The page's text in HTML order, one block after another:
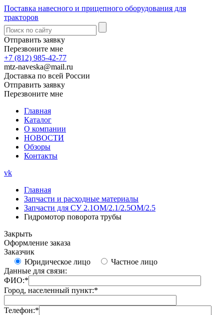
Поставка навесного и прицепного оборудования для
тракторов
Отправить заявку
Перезвоните мне
+7 (812) 985-42-77
mtz-naveska@mail.ru
Доставка по всей России
Отправить заявку
Перезвоните мне
Главная
Каталог
О компании
НОВОСТИ
Обзоры
Контакты
vk
Главная
Запчасти и расходные материалы
Запчасти для СУ 2.1ОМ/2.1/2.5ОМ/2.5
Гидромотор поворота трубы
Закрыть
Оформление заказа
Заказчик
Юридическое лицо
Частное лицо
Данные для связи:
ФИО:*
Город, населенный пункт:*
Телефон:*